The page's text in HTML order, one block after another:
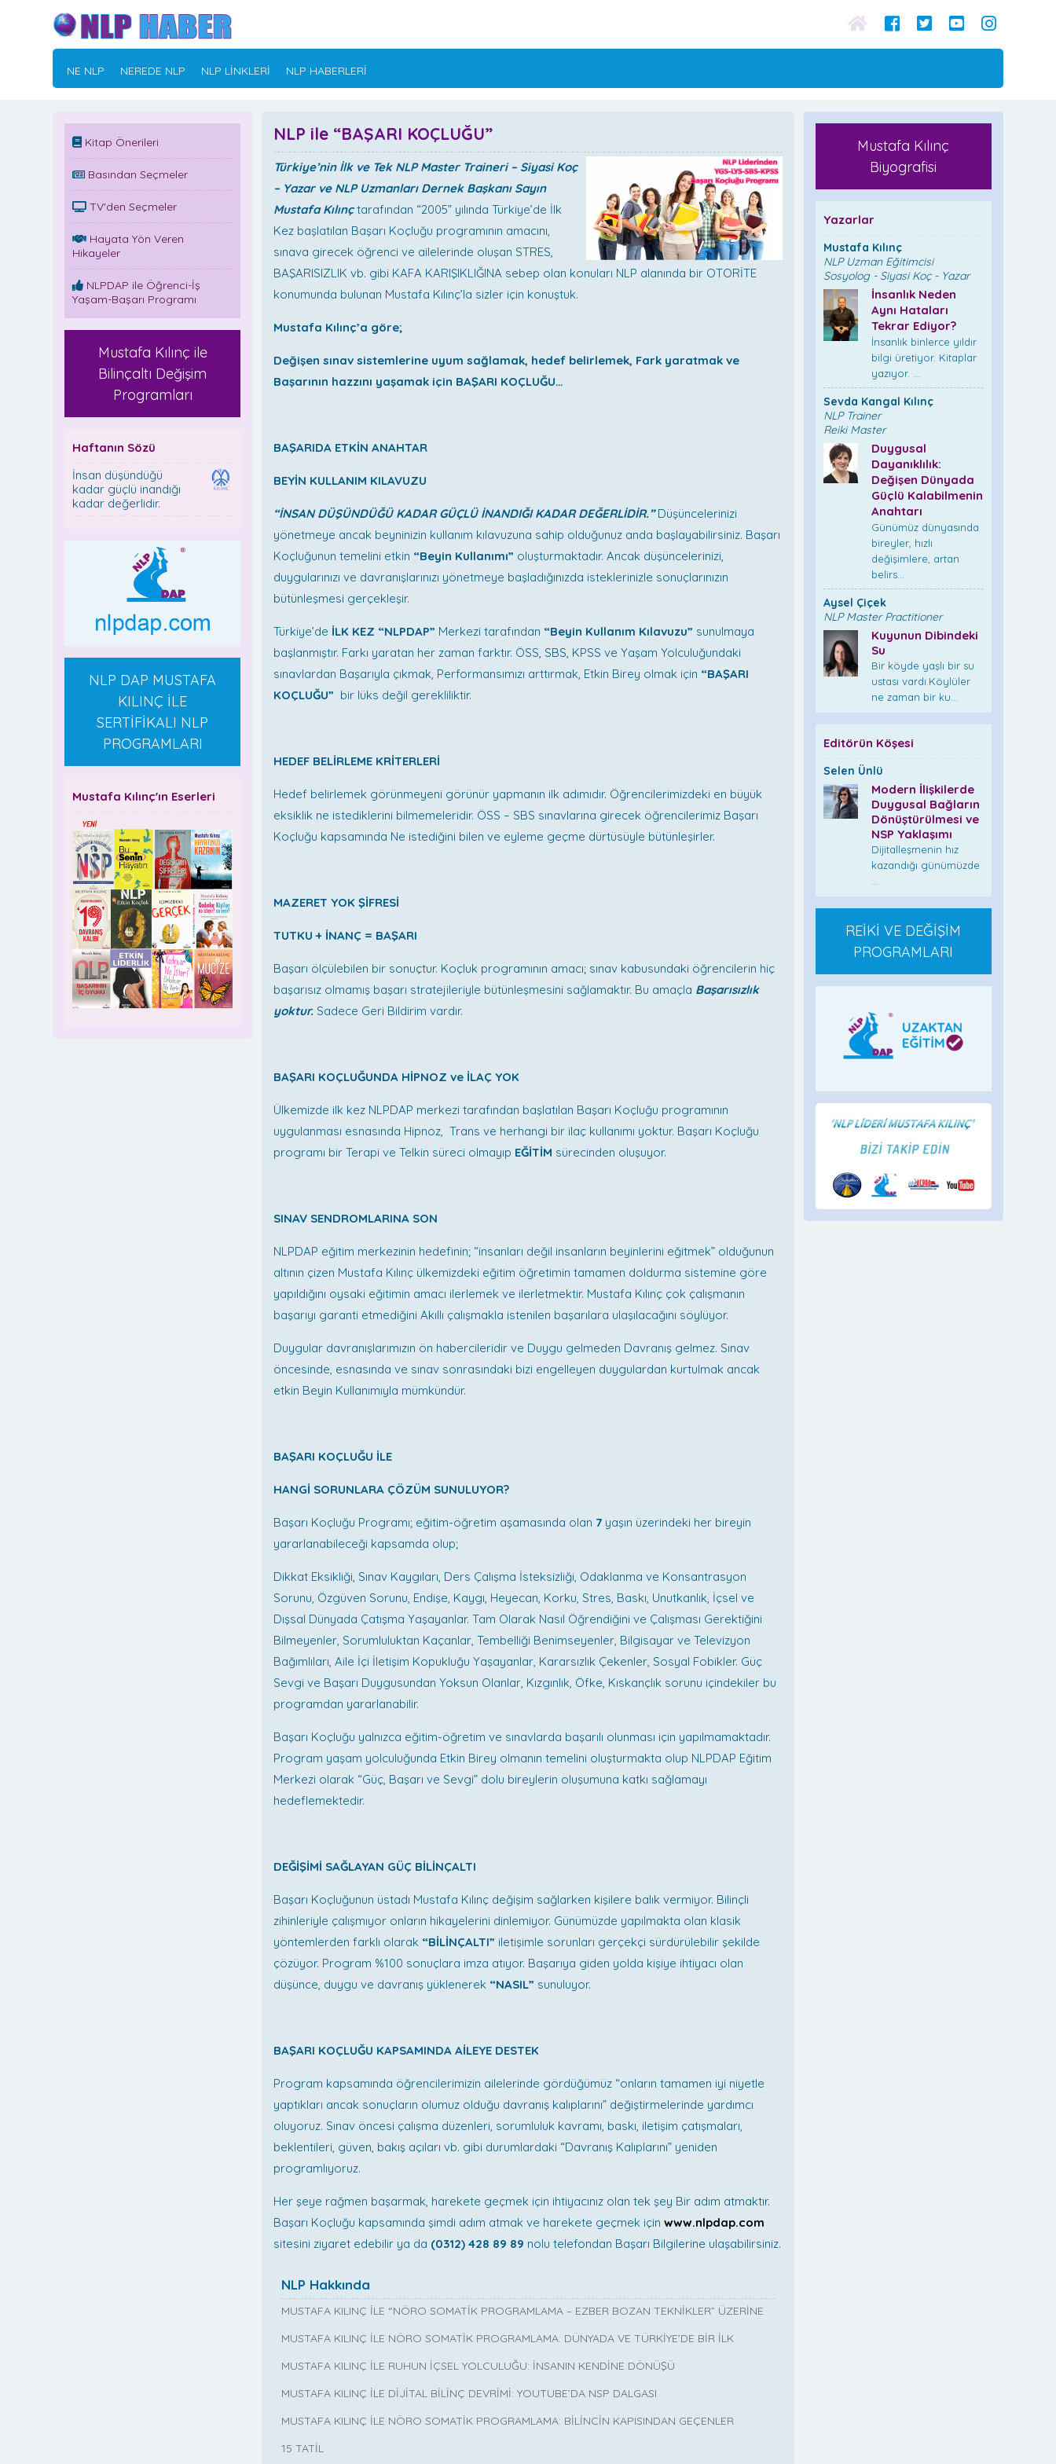
NE NLP NEREDE NLP NLP LİNKLERİ NLP HABERLERİ
Kitap Önerileri
Basından Seçmeler
TV'den Seçmeler
Hayata Yön Veren
Hikayeler
NLPDAP ile Öğrenci-İş
Yaşam-Başarı Programı
Mustafa Kılınç ile
Bilinçaltı Değişim
Programları
Haftanın Sözü
İnsan düşündüğü
kadar güçlü inandığı
kadar değerlidir.
NLP DAP MUSTAFA
KILINÇ İLE
SERTİFİKALI NLP
PROGRAMLARI
Mustafa Kılınç'ın Eserleri
NLP ile “BAŞARI KOÇLUĞU”
Türkiye’nin İlk ve Tek NLP Master Traineri – Siyasi Koç
– Yazar ve NLP Uzmanları Dernek Başkanı Sayın
Mustafa Kılınçtarafından “2005” yılında Türkiye’de İlk
Kez başlatılan Başarı Koçluğu programının amacını,
sınava girecek öğrenci ve ailelerinde oluşan STRES,
BAŞARISIZLIK vb. gibi KAFA KARIŞIKLIĞINA sebep olan konuları NLP alanında bir OTORİTE
konumunda bulunan Mustafa Kılınç’la sizler için konuştuk.
Mustafa Kılınç’a göre;
Değişen sınav sistemlerine uyum sağlamak, hedef belirlemek, Fark yaratmak ve
Başarının hazzını yaşamak için BAŞARI KOÇLUĞU…
BAŞARIDA ETKİN ANAHTAR
BEYİN KULLANIM KILAVUZU
“İNSAN DÜŞÜNDÜĞÜ KADAR GÜÇLÜ İNANDIĞI KADAR DEĞERLİDİR.”Düşüncelerinizi
yönetmeye ancak beyninizin kullanım kılavuzuna sahip olduğunuz anda başlayabilirsiniz. Başarı
Koçluğunun temelini etkin “Beyin Kullanımı” oluşturmaktadır. Ancak düşüncelerinizi,
duygularınızı ve davranışlarınızı yönetmeye başladığınızda isteklerinizle sonuçlarınızın
bütünleşmesi gerçekleşir.
Türkiye’de İLK KEZ “NLPDAP” Merkezi tarafından “Beyin Kullanım Kılavuzu” sunulmaya
başlanmıştır. Farkı yaratan her zaman farktır. ÖSS, SBS, KPSS ve Yaşam Yolculuğundaki
sınavlardan Başarıyla çıkmak, Performansımızı arttırmak, Etkin Birey olmak için “BAŞARI
KOÇLUĞU” bir lüks değil gerekliliktir.
HEDEF BELİRLEME KRİTERLERİ
Hedef belirlemek görünmeyeni görünür yapmanın ilk adımıdır. Öğrencilerimizdeki en büyük
eksiklik ne istediklerini bilmemeleridir. ÖSS – SBS sınavlarına girecek öğrencilerimiz Başarı
Koçluğu kapsamında Ne istediğini bilen ve eyleme geçme dürtüsüyle bütünleşirler.
MAZERET YOK ŞİFRESİ
TUTKU + İNANÇ = BAŞARI
Başarı ölçülebilen bir sonuçtur. Koçluk programının amacı; sınav kabusundaki öğrencilerin hiç
başarısız olmamış başarı stratejileriyle bütünleşmesini sağlamaktır. Bu amaçla Başarısızlık
yoktur. Sadece Geri Bildirim vardır.
BAŞARI KOÇLUĞUNDA HİPNOZ ve İLAÇ YOK
Ülkemizde ilk kez NLPDAP merkezi tarafından başlatılan Başarı Koçluğu programının
uygulanması esnasında Hipnoz, Trans ve herhangi bir ilaç kullanımı yoktur. Başarı Koçluğu
programı bir Terapi ve Telkin süreci olmayıp EĞİTİM sürecinden oluşuyor.
SINAV SENDROMLARINA SON
NLPDAP eğitim merkezinin hedefinin; “insanları değil insanların beyinlerini eğitmek” olduğunun
altının çizen Mustafa Kılınç ülkemizdeki eğitim öğretimin tamamen doldurma sistemine göre
yapıldığını oysaki eğitimin amacı ilerlemek ve ilerletmektir. Mustafa Kılınç çok çalışmanın
başarıyı garanti etmediğini Akıllı çalışmakla istenilen başarılara ulaşılacağını söylüyor.
Duygular davranışlarımızın ön habercileridir ve Duygu gelmeden Davranış gelmez. Sınav
öncesinde, esnasında ve sınav sonrasındaki bizi engelleyen duygulardan kurtulmak ancak
etkin Beyin Kullanımıyla mümkündür.
BAŞARI KOÇLUĞU İLE
HANGİ SORUNLARA ÇÖZÜM SUNULUYOR?
Başarı Koçluğu Programı; eğitim-öğretim aşamasında olan 7 yaşın üzerindeki her bireyin
yararlanabileceği kapsamda olup;
Dikkat Eksikliği, Sınav Kaygıları, Ders Çalışma İsteksizliği, Odaklanma ve Konsantrasyon
Sorunu, Özgüven Sorunu, Endişe, Kaygı, Heyecan, Korku, Stres, Baskı, Unutkanlık, İçsel ve
Dışsal Dünyada Çatışma Yaşayanlar. Tam Olarak Nasıl Öğrendiğini ve Çalışması Gerektiğini
Bilmeyenler, Sorumluluktan Kaçanlar, Tembelliği Benimseyenler, Bilgisayar ve Televizyon
Bağımlıları, Aile İçi İletişim Kopukluğu Yaşayanlar, Kararsızlık Çekenler, Sosyal Fobikler. Güç
Sevgi ve Başarı Duygusundan Yoksun Olanlar, Kızgınlık, Öfke, Kıskançlık sorunu içindekiler bu
programdan yararlanabilir.
Başarı Koçluğu yalnızca eğitim-öğretim ve sınavlarda başarılı olunması için yapılmamaktadır.
Program yaşam yolculuğunda Etkin Birey olmanın temelini oluşturmakta olup NLPDAP Eğitim
Merkezi olarak “Güç, Başarı ve Sevgi” dolu bireylerin oluşumuna katkı sağlamayı
hedeflemektedir.
DEĞİŞİMİ SAĞLAYAN GÜÇ BİLİNÇALTI
Başarı Koçluğunun üstadı Mustafa Kılınç değişim sağlarken kişilere balık vermiyor. Bilinçli
zihinleriyle çalışmıyor onların hikayelerini dinlemiyor. Günümüzde yapılmakta olan klasik
yöntemlerden farklı olarak “BİLİNÇALTI” iletişimle sorunları gerçekçi sürdürülebilir şekilde
çözüyor. Program %100 sonuçlara imza atıyor. Başarıya giden yolda kişiye ihtiyacı olan
düşünce, duygu ve davranış yüklenerek “NASIL” sunuluyor.
BAŞARI KOÇLUĞU KAPSAMINDA AİLEYE DESTEK
Program kapsamında öğrencilerimizin ailelerinde gördüğümüz “onların tamamen iyi niyetle
yaptıkları ancak sonuçların olumuz olduğu davranış kalıplarını” değiştirmelerinde yardımcı
oluyoruz. Sınav öncesi çalışma düzenleri, sorumluluk kavramı, baskı, iletişim çatışmaları,
beklentileri, güven, bakış açıları vb. gibi durumlardaki “Davranış Kalıplarını” yeniden
programlıyoruz.
Her şeye rağmen başarmak, harekete geçmek için ihtiyacınız olan tek şey Bir adım atmaktır.
Başarı Koçluğu kapsamında şimdi adım atmak ve harekete geçmek içinwww.nlpdap.com
sitesini ziyaret edebilir ya da (0312) 428 89 89 nolu telefondan Başarı Bilgilerine ulaşabilirsiniz.
NLP Hakkında
MUSTAFA KILINÇ İLE “NÖRO SOMATİK PROGRAMLAMA – EZBER BOZAN TEKNİKLER” ÜZERİNE
MUSTAFA KILINÇ İLE NÖRO SOMATİK PROGRAMLAMA: DÜNYADA VE TÜRKİYE’DE BİR İLK
MUSTAFA KILINÇ İLE RUHUN İÇSEL YOLCULUĞU: İNSANIN KENDİNE DÖNÜŞÜ
MUSTAFA KILINÇ İLE DİJİTAL BİLİNÇ DEVRİMİ: YOUTUBE’DA NSP DALGASI
MUSTAFA KILINÇ İLE NÖRO SOMATİK PROGRAMLAMA: BİLİNCİN KAPISINDAN GEÇENLER
15 TATİL
Mustafa Kılınç
Biyografisi
Yazarlar
Mustafa Kılınç
NLP Uzman Eğitimcisi
Sosyolog - Siyasi Koç - Yazar
İnsanlık Neden
Aynı Hataları
Tekrar Ediyor?
İnsanlık binlerce yıldır
bilgi üretiyor. Kitaplar
yazıyor. ...
Sevda Kangal Kılınç
NLP Trainer
Reiki Master
Duygusal
Dayanıklılık:
Değişen Dünyada
Güçlü Kalabilmenin
Anahtarı
Günümüz dünyasında
bireyler, hızlı
değişimlere, artan
belirs...
Aysel Çiçek
NLP Master Practitioner
Kuyunun Dibindeki
Su
Bir köyde yaşlı bir su
ustası vardı.Köylüler
ne zaman bir ku...
Editörün Köşesi
Selen Ünlü
Modern İlişkilerde
Duygusal Bağların
Dönüştürülmesi ve
NSP Yaklaşımı
Dijitalleşmenin hız
kazandığı günümüzde
...
REİKİ VE DEĞİŞİM
PROGRAMLARI